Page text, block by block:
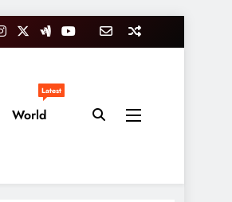
World
Latest